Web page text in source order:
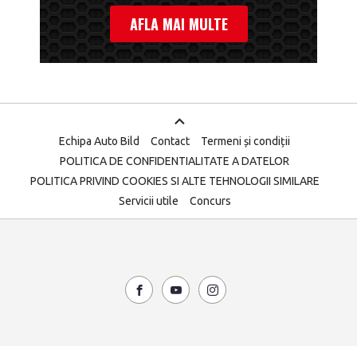
AFLA MAI MULTE
Echipa Auto Bild Contact
Termeni și condiții
POLITICA DE CONFIDENTIALITATE A DATELOR
POLITICA PRIVIND COOKIES SI ALTE TEHNOLOGII SIMILARE
Servicii utile
Concurs